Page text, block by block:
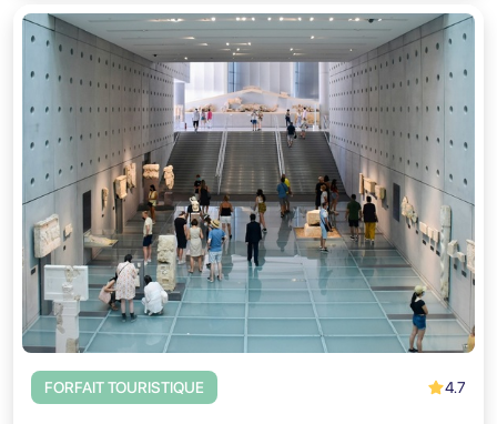
FORFAIT TOURISTIQUE 4.7